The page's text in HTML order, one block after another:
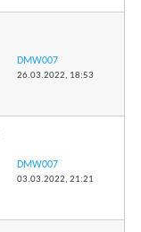
DMW007
26.03.2022, 18:53
DMW007
03.03.2022, 21:21